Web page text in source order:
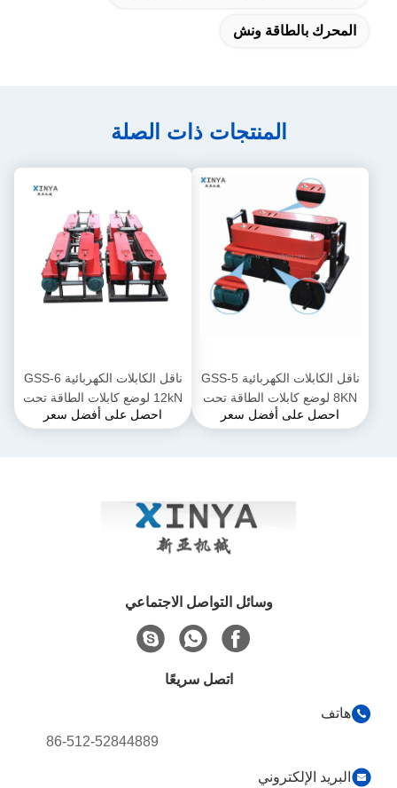
المحرك بالطاقة ونش
المنتجات ذات الصلة
ناقل الكابلات الكهربائية GSS-5
8KN لوضع كابلات الطاقة تحت
الأرض
احصل على أفضل سعر
ناقل الكابلات الكهربائية GSS-6
12kN لوضع كابلات الطاقة تحت
الأرض
احصل على أفضل سعر
وسائل التواصل الاجتماعي
اتصل سريعًا
هاتف
86-512-52844889
البريد الإلكتروني